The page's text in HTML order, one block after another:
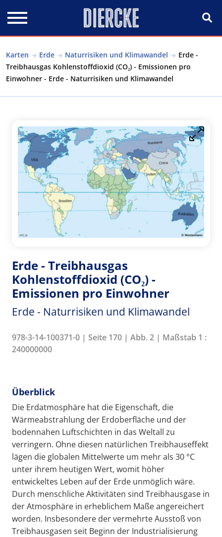
Karten Erde Naturrisiken und Klimawandel
Erde -
Treibhausgas Kohlenstoffdioxid (CO₂) - Emissionen pro
Einwohner - Erde - Naturrisiken und Klimawandel
Erde - Treibhausgas
Kohlenstoffdioxid (CO₂) -
Emissionen pro Einwohner
Erde - Naturrisiken und Klimawandel
978-3-14-100371-0 | Seite 170 | Abb. 2 | Maßstab 1 :
240000000
Überblick
Die Erdatmosphäre hat die Eigenschaft, die
Wärmeabstrahlung der Erdoberfläche und der
bodennahen Luftschichten in das Weltall zu
verringern. Ohne diesen natürlichen Treibhauseffekt
lägen die globalen Mittelwerte um mehr als 30 °C
unter ihrem heutigen Wert, womit höher
entwickeltes Leben auf der Erde unmöglich wäre.
Durch menschliche Aktivitäten sind Treibhausgase in
der Atmosphäre in erheblichem Maße angereichert
worden. Insbesondere der vermehrte Ausstoß von
Treibhausgasen seit Beginn der Industrialisierung